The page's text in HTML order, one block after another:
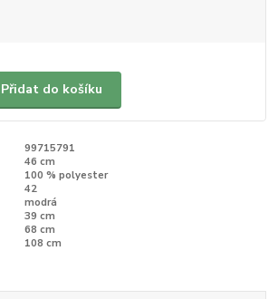
Přidat do košíku
99715791
46 cm
100 % polyester
42
modrá
39 cm
68 cm
108 cm